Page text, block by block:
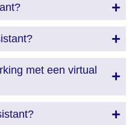
met een virtual